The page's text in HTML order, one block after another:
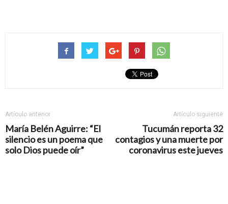
Artículo anterior
María Belén Aguirre: “El
silencio es un poema que
solo Dios puede oír”
Artículo siguiente
Tucumán reporta 32
contagios y una muerte por
coronavirus este jueves